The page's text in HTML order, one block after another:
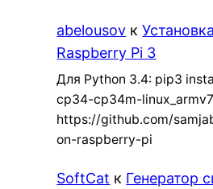
abelousov к
Raspberry Pi 3
Для Python 3.4: pip3
cp34-cp34m-
https://github.com/
on-raspberry-pi
SoftCat к Генератор